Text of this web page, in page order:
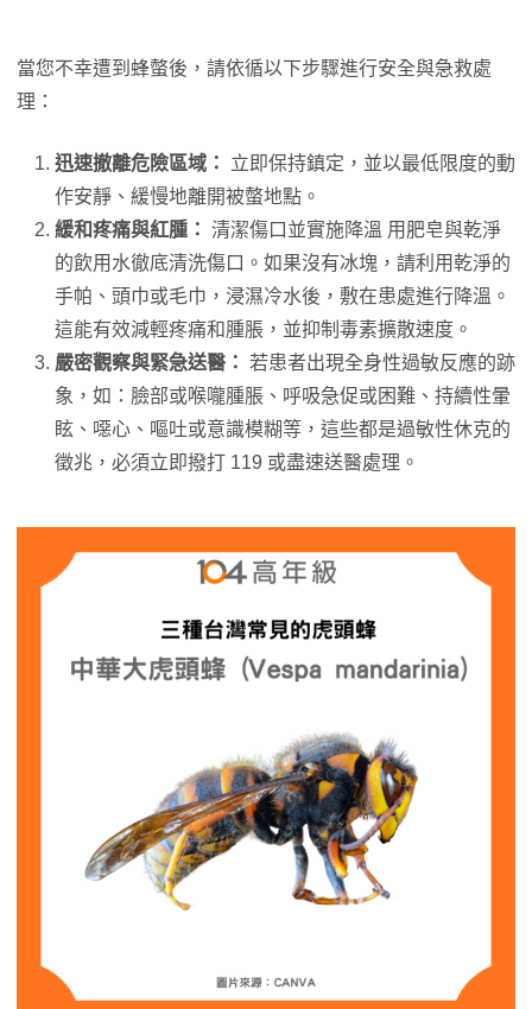
當您不幸遭到蜂螫後，請依循以下步驟進行安全與急救處
理：
迅速撤離危險區域：
立即保持鎮定，並以最低限度的動
作安靜、緩慢地離開被螫地點。
緩和疼痛與紅腫： 清潔傷口並實施降溫 用肥皂與乾淨
的飲用水徹底清洗傷口。如果沒有冰塊，請利用乾淨的
手帕、頭巾或毛巾，浸濕冷水後，敷在患處進行降溫。
這能有效減輕疼痛和腫脹，並抑制毒素擴散速度。
嚴密觀察與緊急送醫： 若患者出現全身性過敏反應的跡
象，如：臉部或喉嚨腫脹、呼吸急促或困難、持續性暈
眩、噁心、嘔吐或意識模糊等，這些都是過敏性休克的
徵兆，必須立即撥打 119 或盡速送醫處理。